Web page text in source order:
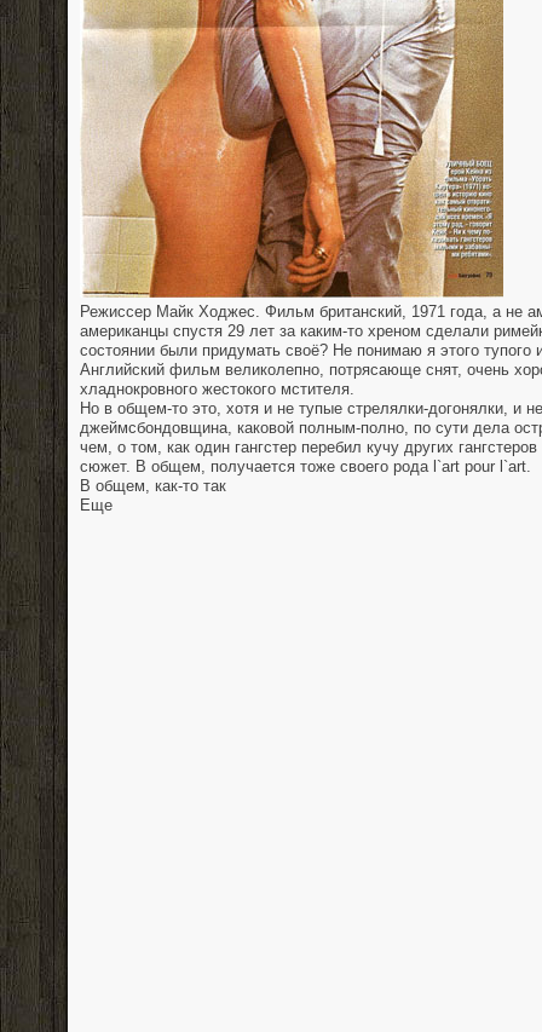
Режиссер Майк Ходжес. Фильм британский, 1971 года, а не
американцы спустя 29 лет за каким-то хреном сделали
состоянии были придумать своё? Не понимаю я этого тупого
Английский фильм великолепно, потрясающе снят, очень
хладнокровного жестокого мстителя.
Но в общем-то это, хотя и не тупые стрелялки-догонялки, и
джеймсбондовщина, каковой полным-полно, по сути дела
чем, о том, как один гангстер перебил кучу других
сюжет. В общем, получается тоже своего рода l`art pour l`art.
В общем, как-то так
Еще